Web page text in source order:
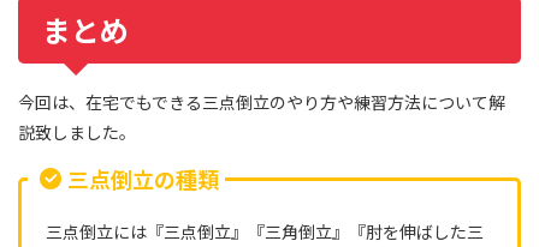
まとめ
今回は、在宅でもできる三点倒立のやり方や練習方法について解
説致しました。
三点倒立の種類
三点倒立には『三点倒立』『三角倒立』『肘を伸ばした三